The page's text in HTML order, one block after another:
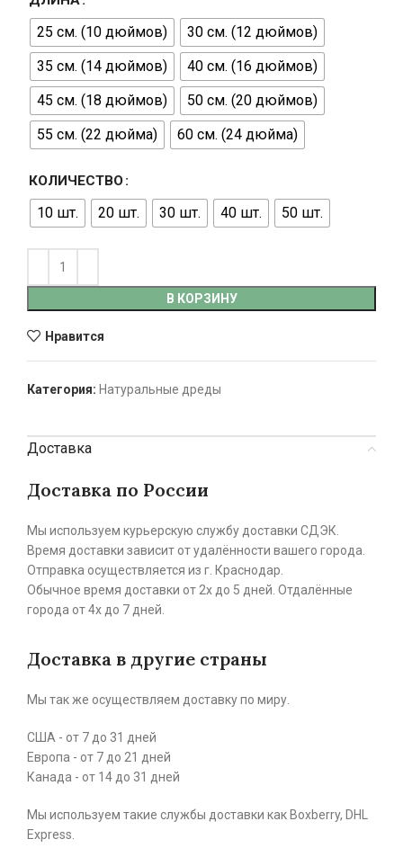
25 см. (10 дюймов)
30 см. (12 дюймов)
35 см. (14 дюймов)
40 см. (16 дюймов)
45 см. (18 дюймов)
50 см. (20 дюймов)
55 см. (22 дюйма)
60 см. (24 дюйма)
КОЛИЧЕСТВО
10 шт. 20 шт. 30 шт. 40 шт. 50 шт.
В КОРЗИНУ
Нравится
Категория: Натуральные дреды
Доставка
Доставка по России
Мы используем курьерскую службу доставки СДЭК.
Время доставки зависит от удалённости вашего города.
Отправка осуществляется из г. Краснодар.
Обычное время доставки от 2х до 5 дней. Отдалённые
города от 4х до 7 дней.
Доставка в другие страны
Мы так же осуществляем доставку по миру.
США - от 7 до 31 дней
Европа - от 7 до 21 дней
Канада - от 14 до 31 дней
Мы используем такие службы доставки как Boxberry, DHL
Express.